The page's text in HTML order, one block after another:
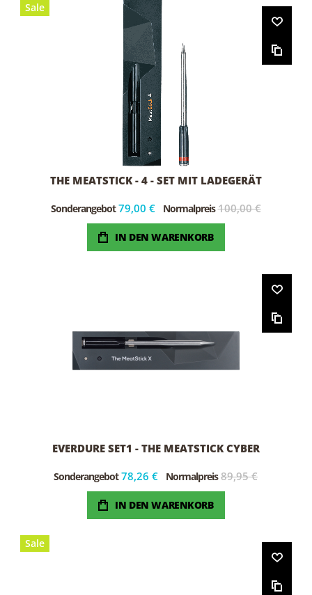
Sale
THE MEATSTICK - 4 - SET MIT LADEGERÄT
Sonderangebot 79,00 € Normalpreis 100,00 €
IN DEN WARENKORB
EVERDURE SET1 - THE MEATSTICK CYBER
Sonderangebot 78,26 € Normalpreis 89,95 €
IN DEN WARENKORB
Sale